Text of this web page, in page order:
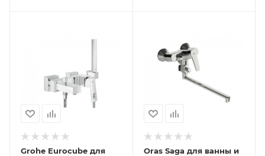
Grohe Eurocube для
Oras Saga для ванны и